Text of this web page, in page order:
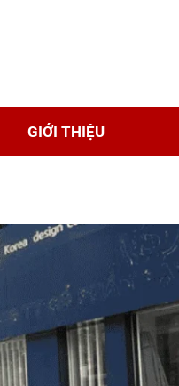
GIỚI THIỆU